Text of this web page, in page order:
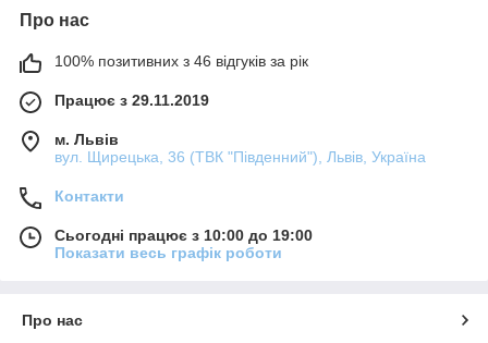
вироби з бабовни хоч і вражають палітрою кольорів, принтів
Але існує матеріал, який поєднує в собі гламур і зручність, у
виробах з якого можна легко створити вишуканий домашній
лук і водночас зручно вмоститись в ліжку з чашкою гарячого
шоколаду. І цей матеріал - шовк.
Широкий асортимент шовкових наборів
Від практичної шовкової піжами до вишуканого шовкового
магазинах білизни у Львові, а також в інтернет-магазині
білизни “О-ля-ля”. Вже улюблені набори багатьох клієнтів не
Про нас
100% позитивних з 46 відгуків за рік
Працює з 29.11.2019
м. Львів
вул. Щирецька, 36 (ТВК "Південний"), Львів, Україна
Контакти
Сьогодні працює з 10:00 до 19:00
Показати весь графік роботи
Про нас